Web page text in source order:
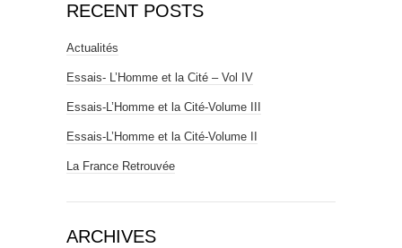
RECENT POSTS
Actualités
Essais- L’Homme et la Cité – Vol IV
Essais-L’Homme et la Cité-Volume III
Essais-L’Homme et la Cité-Volume II
La France Retrouvée
ARCHIVES